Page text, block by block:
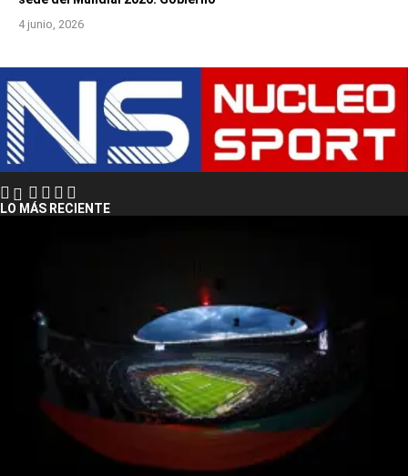
4 junio, 2026
LO MÁS RECIENTE